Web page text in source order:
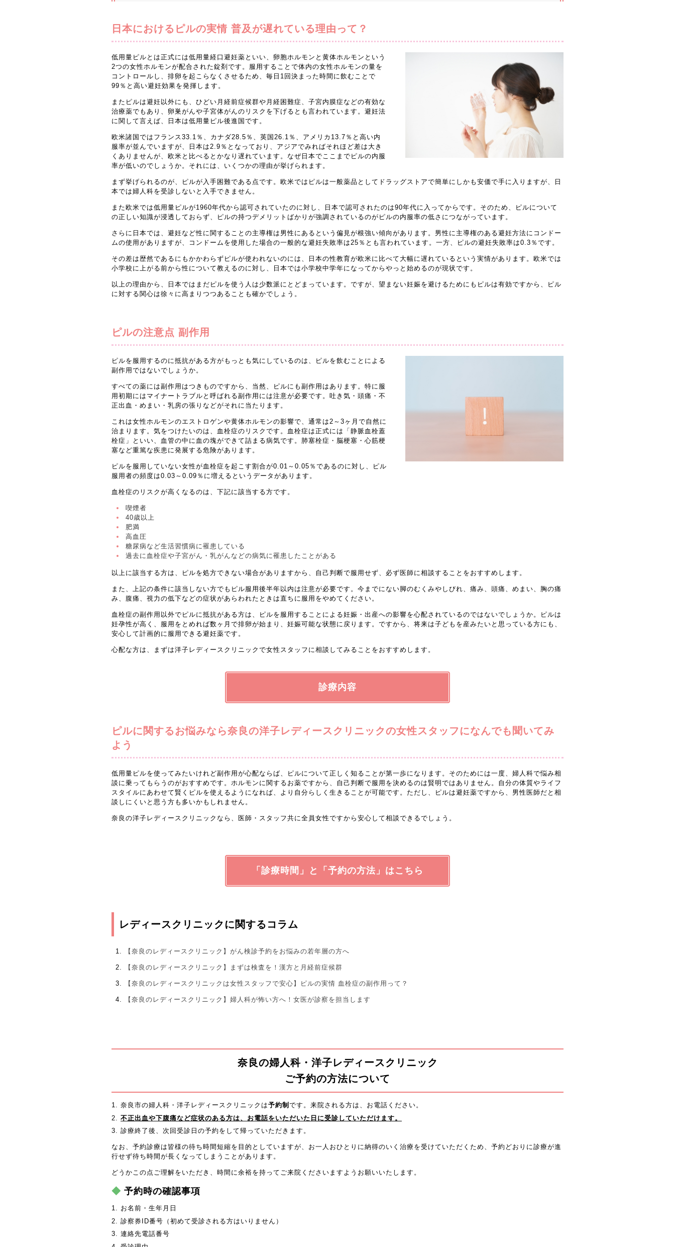
日本におけるピルの実情 普及が遅れている理由って？
低用量ピルとは正式には低用量経口避妊薬といい、卵胞ホルモンと黄体ホルモンという
2つの女性ホルモンが配合された錠剤です。服用することで体内の女性ホルモンの量を
コントロールし、排卵を起こらなくさせるため、毎日1回決まった時間に飲むことで
99％と高い避妊効果を発揮します。
またピルは避妊以外にも、ひどい月経前症候群や月経困難症、子宮内膜症などの有効な
治療薬でもあり、卵巣がんや子宮体がんのリスクを下げるとも言われています。避妊法
に関して言えば、日本は低用量ピル後進国です。
欧米諸国ではフランス33.1％、カナダ28.5％、英国26.1％、アメリカ13.7％と高い内
服率が並んでいますが、日本は2.9％となっており、アジアでみればそれほど差は大き
くありませんが、欧米と比べるとかなり遅れています。なぜ日本でここまでピルの内服
率が低いのでしょうか。それには、いくつかの理由が挙げられます。
まず挙げられるのが、ピルが入手困難である点です。欧米ではピルは一般薬品としてドラッグストアで簡単にしかも安価で手に入りますが、日
本では婦人科を受診しないと入手できません。
また欧米では低用量ピルが1960年代から認可されていたのに対し、日本で認可されたのは90年代に入ってからです。そのため、ピルについて
の正しい知識が浸透しておらず、ピルの持つデメリットばかりが強調されているのがピルの内服率の低さにつながっています。
さらに日本では、避妊など性に関することの主導権は男性にあるという偏見が根強い傾向があります。男性に主導権のある避妊方法にコンドー
ムの使用がありますが、コンドームを使用した場合の一般的な避妊失敗率は25％とも言われています。一方、ピルの避妊失敗率は0.3％です。
その差は歴然であるにもかかわらずピルが使われないのには、日本の性教育が欧米に比べて大幅に遅れているという実情があります。欧米では
小学校に上がる前から性について教えるのに対し、日本では小学校中学年になってからやっと始めるのが現状です。
以上の理由から、日本ではまだピルを使う人は少数派にとどまっています。ですが、望まない妊娠を避けるためにもピルは有効ですから、ピル
に対する関心は徐々に高まりつつあることも確かでしょう。
ピルの注意点 副作用
ピルを服用するのに抵抗がある方がもっとも気にしているのは、ピルを飲むことによる
副作用ではないでしょうか。
すべての薬には副作用はつきものですから、当然、ピルにも副作用はあります。特に服
用初期にはマイナートラブルと呼ばれる副作用には注意が必要です。吐き気・頭痛・不
正出血・めまい・乳房の張りなどがそれに当たります。
これは女性ホルモンのエストロゲンや黄体ホルモンの影響で、通常は2～3ヶ月で自然に
治まります。気をつけたいのは、血栓症のリスクです。血栓症は正式には「静脈血栓蓋
栓症」といい、血管の中に血の塊ができて詰まる病気です。肺塞栓症・脳梗塞・心筋梗
塞など重篤な疾患に発展する危険があります。
ピルを服用していない女性が血栓症を起こす割合が0.01～0.05％であるのに対し、ピル
服用者の頻度は0.03～0.09％に増えるというデータがあります。
血栓症のリスクが高くなるのは、下記に該当する方です。
喫煙者
40歳以上
肥満
高血圧
糖尿病など生活習慣病に罹患している
過去に血栓症や子宮がん・乳がんなどの病気に罹患したことがある
以上に該当する方は、ピルを処方できない場合がありますから、自己判断で服用せず、必ず医師に相談することをおすすめします。
また、上記の条件に該当しない方でもピル服用後半年以内は注意が必要です。今までにない脚のむくみやしびれ、痛み、頭痛、めまい、胸の痛
み、腹痛、視力の低下などの症状があらわれたときは直ちに服用をやめてください。
血栓症の副作用以外でピルに抵抗がある方は、ピルを服用することによる妊娠・出産への影響を心配されているのではないでしょうか。ピルは
妊孕性が高く、服用をとめれば数ヶ月で排卵が始まり、妊娠可能な状態に戻ります。ですから、将来は子どもを産みたいと思っている方にも、
安心して計画的に服用できる避妊薬です。
心配な方は、まずは洋子レディースクリニックで女性スタッフに相談してみることをおすすめします。
診療内容
ピルに関するお悩みなら奈良の洋子レディースクリニックの女性スタッフになんでも聞いてみ
よう
低用量ピルを使ってみたいけれど副作用が心配ならば、ピルについて正しく知ることが第一歩になります。そのためには一度、婦人科で悩み相
談に乗ってもらうのがおすすめです。ホルモンに関するお薬ですから、自己判断で服用を決めるのは賢明ではありません。自分の体質やライフ
スタイルにあわせて賢くピルを使えるようになれば、より自分らしく生きることが可能です。ただし、ピルは避妊薬ですから、男性医師だと相
談しにくいと思う方も多いかもしれません。
奈良の洋子レディースクリニックなら、医師・スタッフ共に全員女性ですから安心して相談できるでしょう。
「診療時間」と「予約の方法」はこちら
レディースクリニックに関するコラム
【奈良のレディースクリニック】がん検診予約をお悩みの若年層の方へ
【奈良のレディースクリニック】まずは検査を！漢方と月経前症候群
【奈良のレディースクリニックは女性スタッフで安心】ピルの実情 血栓症の副作用って？
【奈良のレディースクリニック】婦人科が怖い方へ！女医が診察を担当します
奈良の婦人科・洋子レディースクリニック
ご予約の方法について
奈良市の婦人科・洋子レディースクリニックは予約制 です。来院される方は、お電話ください。
不正出血や下腹痛など症状のある方は、お電話をいただいた日に受診していただけます。
診療終了後、次回受診日の予約をして帰っていただきます。
なお、予約診療は皆様の待ち時間短縮を目的としていますが、お一人おひとりに納得のいく治療を受けていただくため、予約どおりに診療が進
行せず待ち時間が長くなってしまうことがあります。
どうかこの点ご理解をいただき、時間に余裕を持ってご来院くださいますようお願いいたします。
予約時の確認事項
お名前・生年月日
診察券ID番号（初めて受診される方はいりません）
連絡先電話番号